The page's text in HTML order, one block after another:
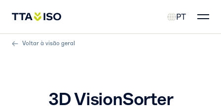
PT
Voltar à visão geral
3D VisionSorter